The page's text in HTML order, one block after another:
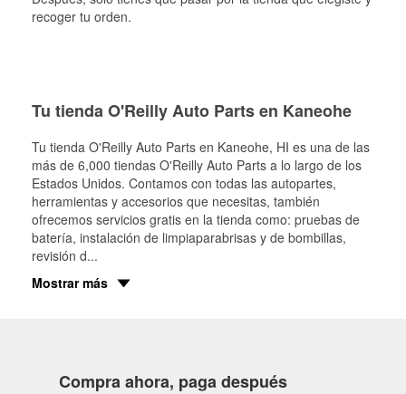
recoger tu orden.
Tu tienda O'Reilly Auto Parts en Kaneohe
Tu tienda O'Reilly Auto Parts en Kaneohe, HI es una de las
más de 6,000 tiendas O'Reilly Auto Parts a lo largo de los
Estados Unidos. Contamos con todas las autopartes,
herramientas y accesorios que necesitas, también
ofrecemos servicios gratis en la tienda como: pruebas de
batería, instalación de limpiaparabrisas y de bombillas,
revisión d...
Mostrar más
Compra ahora, paga después